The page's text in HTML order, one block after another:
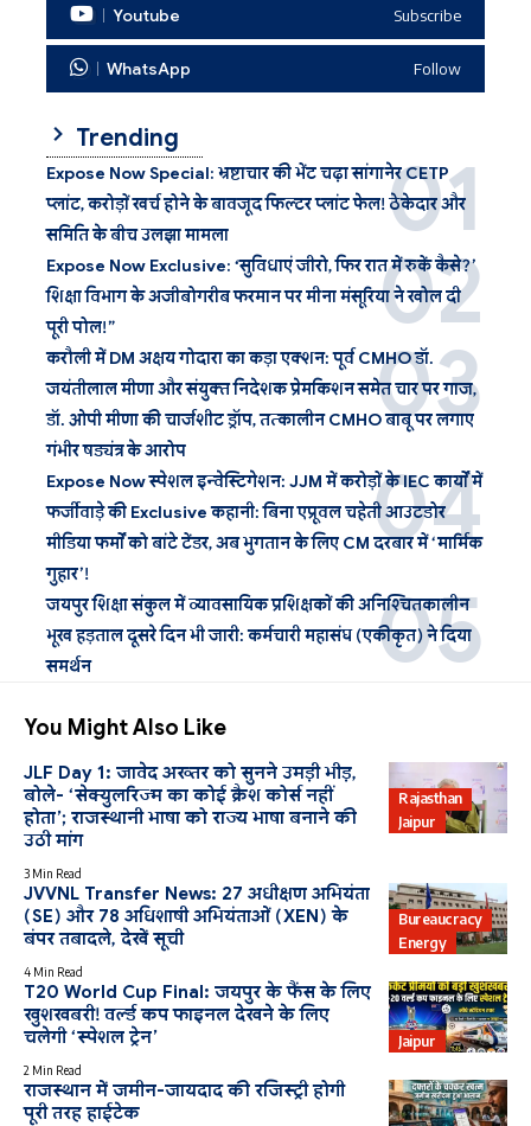
Youtube Subscribe
WhatsApp Follow
Trending
Expose Now Special: भ्रष्टाचार की भेंट चढ़ा सांगानेर CETP
प्लांट, करोड़ों खर्च होने के बावजूद फिल्टर प्लांट फेल! ठेकेदार और
समिति के बीच उलझा मामला
Expose Now Exclusive: ‘सुविधाएं जीरो, फिर रात में रुकें कैसे?’
शिक्षा विभाग के अजीबोगरीब फरमान पर मीना मंसूरिया ने खोल दी
पूरी पोल!”
करौली में DM अक्षय गोदारा का कड़ा एक्शन: पूर्व CMHO डॉ.
जयंतीलाल मीणा और संयुक्त निदेशक प्रेमकिशन समेत चार पर गाज,
डॉ. ओपी मीणा की चार्जशीट ड्रॉप, तत्कालीन CMHO बाबू पर लगाए
गंभीर षड्यंत्र के आरोप
Expose Now स्पेशल इन्वेस्टिगेशन: JJM में करोड़ों के IEC कार्यों में
फर्जीवाड़े की Exclusive कहानी: बिना एप्रूवल चहेती आउटडोर
मीडिया फर्मों को बांटे टेंडर, अब भुगतान के लिए CM दरबार में ‘मार्मिक
गुहार’!
जयपुर शिक्षा संकुल में व्यावसायिक प्रशिक्षकों की अनिश्चितकालीन
भूख हड़ताल दूसरे दिन भी जारी: कर्मचारी महासंघ (एकीकृत) ने दिया
समर्थन
You Might Also Like
Rajasthan
Jaipur
JLF Day 1: जावेद अख्तर को सुनने उमड़ी भीड़,
बोले- ‘सेक्युलरिज्म का कोई क्रैश कोर्स नहीं
होता’; राजस्थानी भाषा को राज्य भाषा बनाने की
उठी मांग
3 Min Read
Bureaucracy
Energy
JVVNL Transfer News: 27 अधीक्षण अभियंता
(SE) और 78 अधिशाषी अभियंताओं (XEN) के
बंपर तबादले, देखें सूची
4 Min Read
Jaipur
T20 World Cup Final: जयपुर के फैंस के लिए
खुशखबरी! वर्ल्ड कप फाइनल देखने के लिए
चलेगी ‘स्पेशल ट्रेन’
2 Min Read
राजस्थान में जमीन-जायदाद की रजिस्ट्री होगी
पूरी तरह हाईटेक